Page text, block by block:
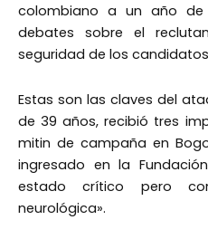
colombiano a un año
debates sobre el
seguridad de los
Estas son las claves del
de 39 años, recibió tres
mitin de campaña en
ingresado en la
estado crítico pero
neurológica».